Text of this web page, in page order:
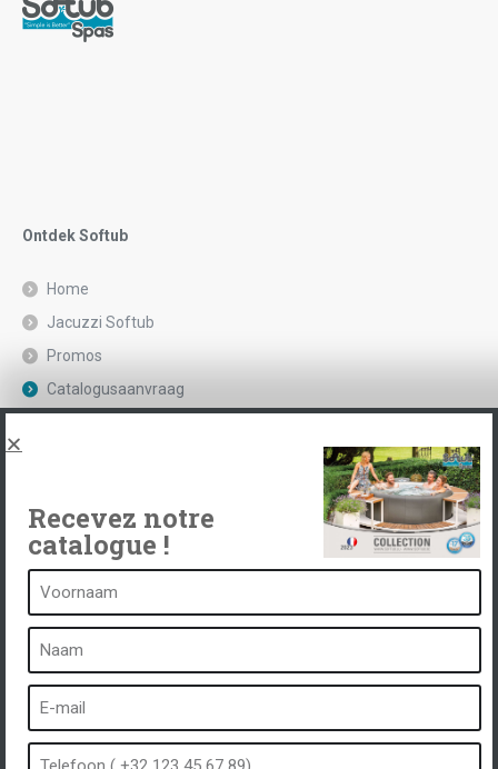
Ontdek Softub
Home
Jacuzzi Softub
Promos
Catalogusaanvraag
Een kuuroord is...
Wat is een kuuroord?
Bubbelbad
Recevez notre
catalogue !